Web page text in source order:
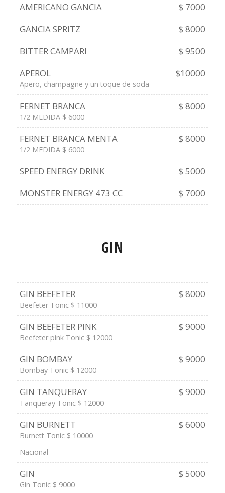
AMERICANO GANCIA
$ 7000
GANCIA SPRITZ
$ 8000
BITTER CAMPARI
$ 9500
APEROL
$10000
Apero, champagne y un toque de soda
FERNET BRANCA $ 8000
1/2 MEDIDA $ 6000
FERNET BRANCA MENTA $ 8000
1/2 MEDIDA $ 6000
SPEED ENERGY DRINK
$ 5000
MONSTER ENERGY 473 CC
$ 7000
GIN
GIN BEEFETER $ 8000
Beefeter Tonic $ 11000
GIN BEEFETER PINK $ 9000
Beefeter pink Tonic $ 12000
GIN BOMBAY $ 9000
Bombay Tonic $ 12000
GIN TANQUERAY $ 9000
Tanqueray Tonic $ 12000
GIN BURNETT $ 6000
Burnett Tonic $ 10000
Nacional
GIN $ 5000
Gin Tonic $ 9000